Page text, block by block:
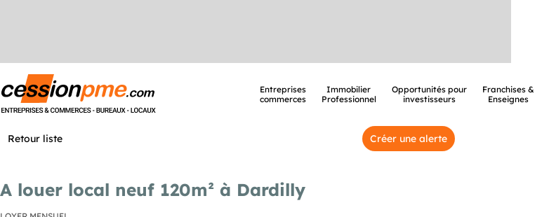
Entreprises
commerces
Immobilier
Professionnel
Opportunités pour
investisseurs
Franchises &
Enseignes
Retour liste Créer une alerte
A louer local neuf 120m² à Dardilly